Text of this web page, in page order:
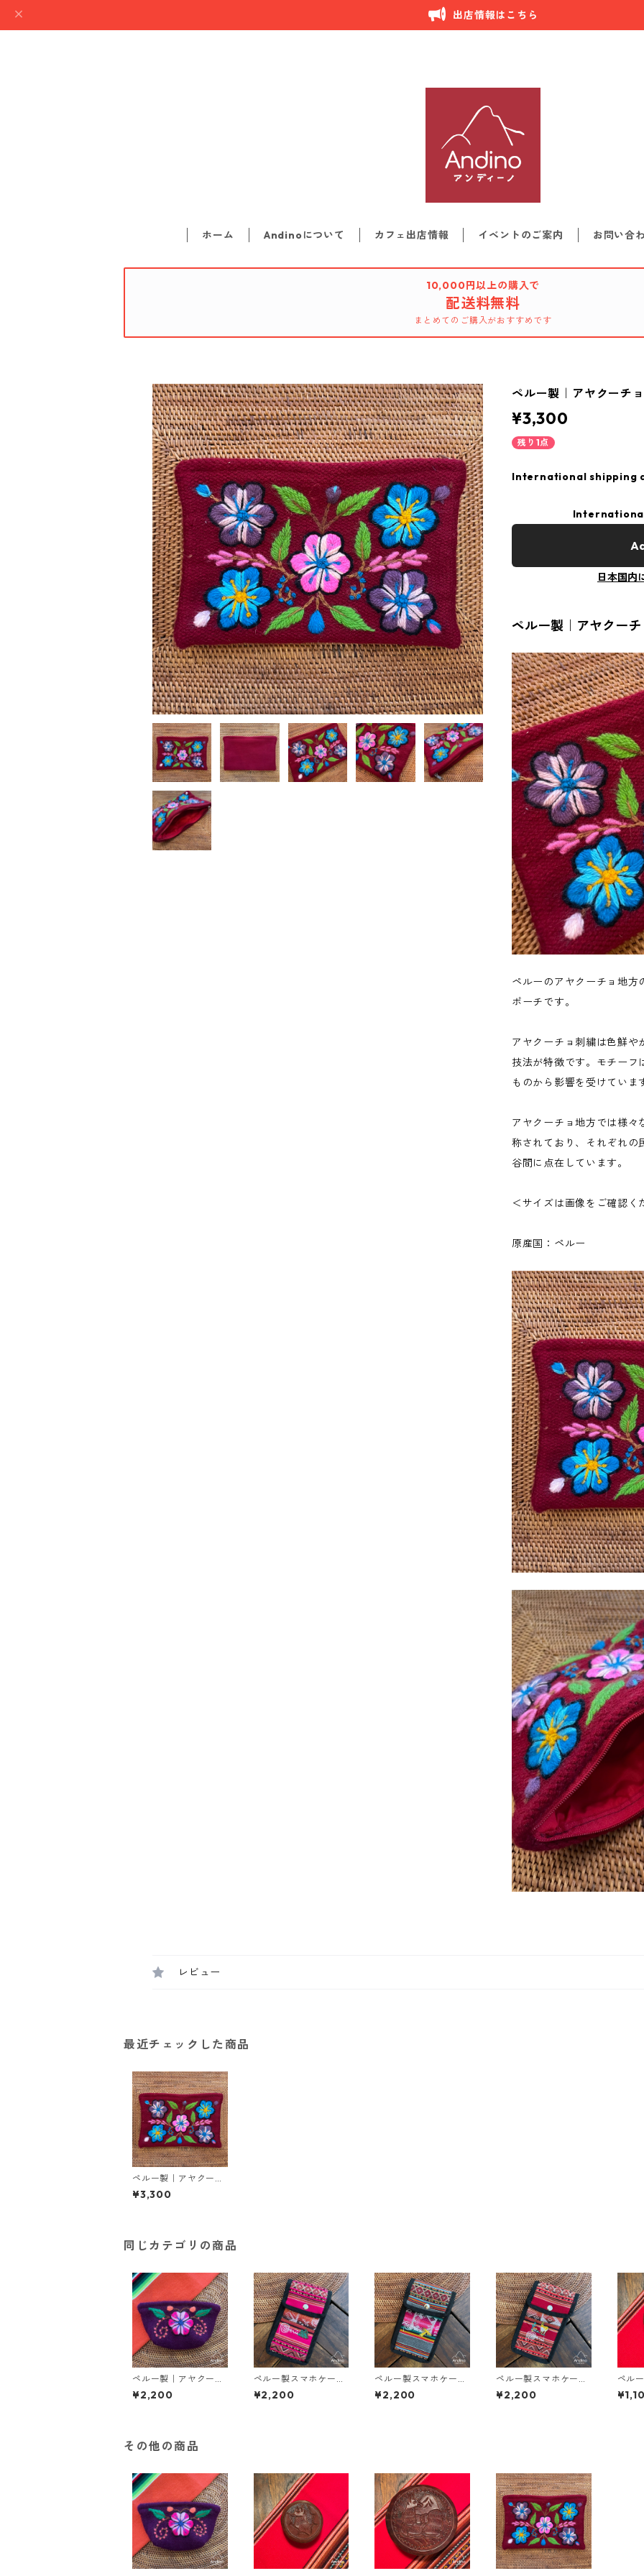
出店情報はこちら
ホーム Andinoについて カフェ出店情報 イベントのご案内 お問い合
10,000円以上の購入で
配送料無料
まとめてのご購入がおすすめです
ペルー製｜アヤクーチ
¥3,300
残り1点
International shipping
日本国内
ペルー製｜アヤクー
ペルーのアヤクーチョ地方
ポーチです。
アヤクーチョ刺繍は色鮮や
技法が特徴です。モチーフ
ものから影響を受けていま
アヤクーチョ地方では様々
称されており、それぞれの
谷間に点在しています。
＜サイズは画像をご確認く
原産国：ペルー
レビュー
最近チェックした商品
ペルー製｜アヤクーチ
ョ刺繍ポーチ(大)
¥3,300
同じカテゴリの商品
ペルー製｜アヤクーチ
ョ刺繍ポーチ(小)
¥2,200
ペルー製スマホケース
｜マチュピチュ刺繍
¥2,200
ペルー製スマホケース
｜ナスカの地上絵刺繍
¥2,200
ペルー製スマホケース
｜アルパカ＆サボテン
¥2,200
ペル
アル
その他の商品